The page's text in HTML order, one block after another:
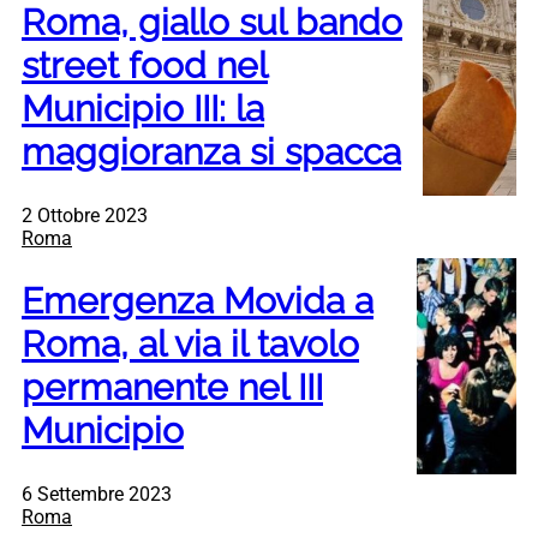
Roma, giallo sul bando
street food nel
Municipio III: la
maggioranza si spacca
2 Ottobre 2023
Roma
Emergenza Movida a
Roma, al via il tavolo
permanente nel III
Municipio
6 Settembre 2023
Roma